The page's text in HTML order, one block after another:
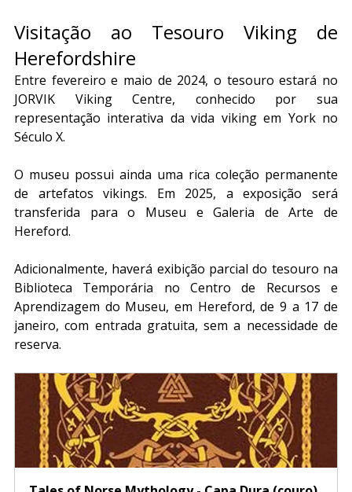
Visitação ao Tesouro Viking de
Herefordshire
Entre fevereiro e maio de 2024, o tesouro estará no
JORVIK Viking Centre, conhecido por sua
representação interativa da vida viking em York no
Século X.
O museu possui ainda uma rica coleção permanente
de artefatos vikings. Em 2025, a exposição será
transferida para o Museu e Galeria de Arte de
Hereford.
Adicionalmente, haverá exibição parcial do tesouro na
Biblioteca Temporária no Centro de Recursos e
Aprendizagem do Museu, em Hereford, de 9 a 17 de
janeiro, com entrada gratuita, sem a necessidade de
reserva.